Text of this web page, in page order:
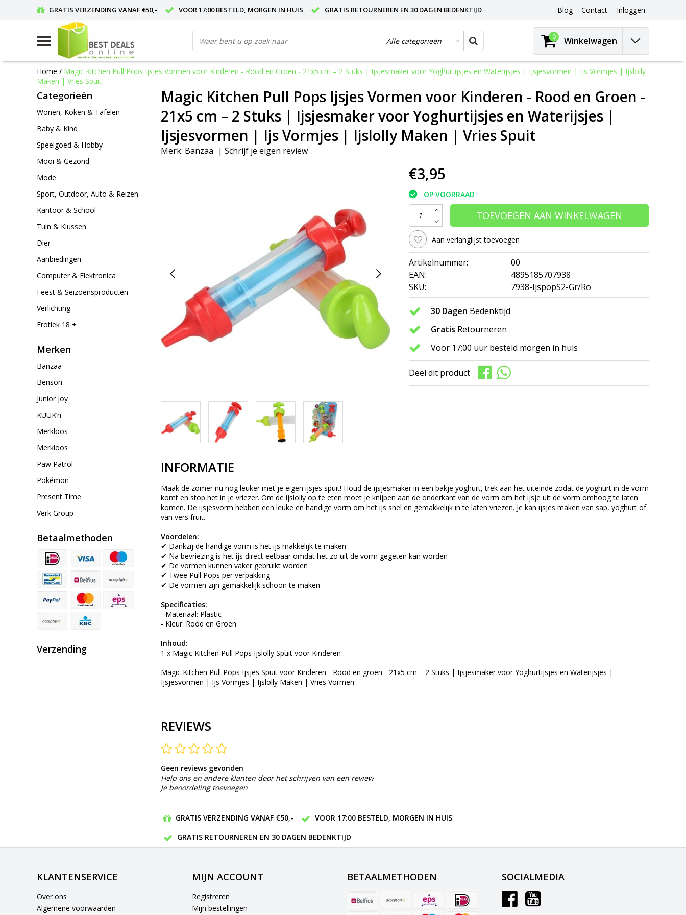
GRATIS VERZENDING VANAF €50,- VOOR 17:00 BESTELD, MORGEN IN HUIS GRATIS RETOURNEREN EN 30 DAGEN BEDENKTIJD Blog Contact Inloggen
0 Winkelwagen
Home / Magic Kitchen Pull Pops Ijsjes Vormen voor Kinderen - Rood en Groen - 21x5 cm – 2 Stuks | Ijsjesmaker voor Yoghurtijsjes en Waterijsjes | Ijsjesvormen | Ijs Vormjes | Ijslolly
Maken | Vries Spuit
Categorieën
Wonen, Koken & Tafelen
Baby & Kind
Speelgoed & Hobby
Mooi & Gezond
Mode
Sport, Outdoor, Auto & Reizen
Kantoor & School
Tuin & Klussen
Dier
Aanbiedingen
Computer & Elektronica
Feest & Seizoensproducten
Verlichting
Erotiek 18 +
Merken
Banzaa
Benson
Junior joy
KUUK’n
Merkloos
Merkloos
Paw Patrol
Pokémon
Present Time
Verk Group
Betaalmethoden
Verzending
Magic Kitchen Pull Pops Ijsjes Vormen voor Kinderen - Rood en Groen -
21x5 cm – 2 Stuks | Ijsjesmaker voor Yoghurtijsjes en Waterijsjes |
Ijsjesvormen | Ijs Vormjes | Ijslolly Maken | Vries Spuit
Merk: Banzaa | Schrijf je eigen review
€3,95
OP VOORRAAD
TOEVOEGEN AAN WINKELWAGEN
Aan verlanglijst toevoegen
Artikelnummer:
00
EAN:
4895185707938
SKU:
7938-IjspopS2-Gr/Ro
30 Dagen Bedenktijd
Gratis Retourneren
Voor 17:00 uur besteld morgen in huis
Deel dit product
INFORMATIE
Maak de zomer nu nog leuker met je eigen ijsjes spuit! Houd de ijsjesmaker in een bakje yoghurt, trek aan het uiteinde zodat de yoghurt in de vorm
komt en stop het in je vriezer. Om de ijslolly op te eten moet je knijpen aan de onderkant van de vorm om het ijsje uit de vorm omhoog te laten
komen. De ijsjesvorm hebben een leuke en handige vorm om het ijs snel en gemakkelijk in te laten vriezen. Je kan ijsjes maken van sap, yoghurt of
van vers fruit.
Voordelen:
✔ Dankzij de handige vorm is het ijs makkelijk te maken
✔ Na bevriezing is het ijs direct eetbaar omdat het zo uit de vorm gegeten kan worden
✔ De vormen kunnen vaker gebruikt worden
✔ Twee Pull Pops per verpakking
✔ De vormen zijn gemakkelijk schoon te maken
Specificaties:
- Materiaal: Plastic
- Kleur: Rood en Groen
Inhoud:
1 x Magic Kitchen Pull Pops Ijslolly Spuit voor Kinderen
Magic Kitchen Pull Pops Ijsjes Spuit voor Kinderen - Rood en groen - 21x5 cm – 2 Stuks | Ijsjesmaker voor Yoghurtijsjes en Waterijsjes |
Ijsjesvormen | Ijs Vormjes | Ijslolly Maken | Vries Vormen
REVIEWS
Geen reviews gevonden
Help ons en andere klanten door het schrijven van een review
Je beoordeling toevoegen
GRATIS VERZENDING VANAF €50,-
VOOR 17:00 BESTELD, MORGEN IN HUIS
GRATIS RETOURNEREN EN 30 DAGEN BEDENKTIJD
KLANTENSERVICE
Over ons
Algemene voorwaarden
MIJN ACCOUNT
Registreren
Mijn bestellingen
BETAALMETHODEN SOCIALMEDIA